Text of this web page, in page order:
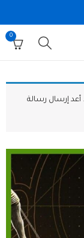
0
أعد إرسال رسالة